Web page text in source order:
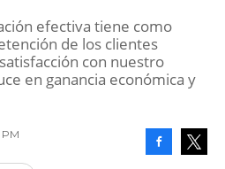
efectiva tiene como
de los clientes
con nuestro
en ganancia económica y